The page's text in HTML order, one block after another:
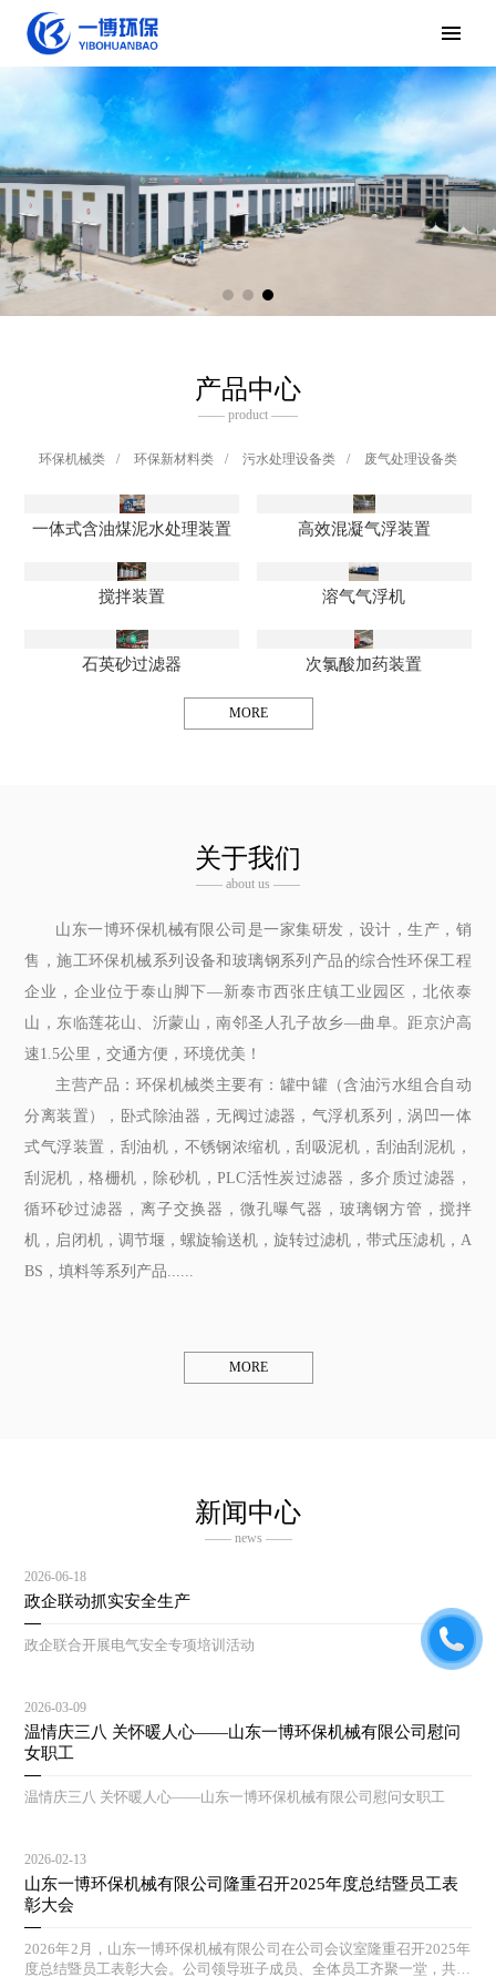
产品中心
—— product ——
环保机械类 / 环保新材料类 / 污水处理设备类 / 废气处理设备类
一体式含油煤泥水处理装置 高效混凝气浮装置
搅拌装置 溶气气浮机
石英砂过滤器 次氯酸加药装置
MORE
关于我们
—— about us ——
山东一博环保机械有限公司是一家集研发，设计，生产，销
售，施工环保机械系列设备和玻璃钢系列产品的综合性环保工程
企业，企业位于泰山脚下—新泰市西张庄镇工业园区，北依泰
山，东临莲花山、沂蒙山，南邻圣人孔子故乡—曲阜。距京沪高
速1.5公里，交通方便，环境优美！
主营产品：环保机械类主要有：罐中罐（含油污水组合自动
分离装置），卧式除油器，无阀过滤器，气浮机系列，涡凹一体
式气浮装置，刮油机，不锈钢浓缩机，刮吸泥机，刮油刮泥机，
刮泥机，格栅机，除砂机，PLC活性炭过滤器，多介质过滤器，
循环砂过滤器，离子交换器，微孔曝气器，玻璃钢方管，搅拌
机，启闭机，调节堰，螺旋输送机，旋转过滤机，带式压滤机，A
BS，填料等系列产品......
MORE
新闻中心
—— news ——
2026-06-18
政企联动抓实安全生产
政企联合开展电气安全专项培训活动
2026-03-09
温情庆三八 关怀暖人心——山东一博环保机械有限公司慰问
女职工
温情庆三八 关怀暖人心——山东一博环保机械有限公司慰问女职工
2026-02-13
山东一博环保机械有限公司隆重召开2025年度总结暨员工表
彰大会
2026年2月，山东一博环保机械有限公司在公司会议室隆重召开2025年
度总结暨员工表彰大会。公司领导班子成员、全体员工齐聚一堂，共同